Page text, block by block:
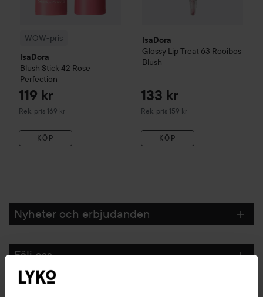
WOW-pris
IsaDora
Blush Stick 42 Rose
Perfection
119 kr
Rek. pris 169 kr
Rekommenderat pris 169 kr
KÖP
IsaDora
Glossy Lip Treat 63 Rooibos
Blush
133 kr
Rek. pris 159 kr
Rekommenderat pris 159 kr
KÖP
Nyheter och erbjudanden
Följ oss